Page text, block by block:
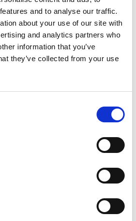
and to analyse our traffic.
about your use of our site with
and analytics partners who
information that you’ve
they’ve collected from your use